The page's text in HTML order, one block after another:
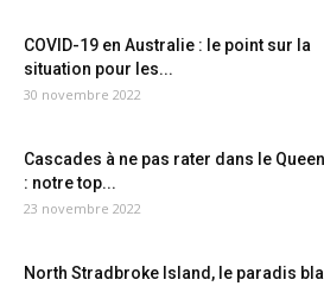
COVID-19 en Australie : le point sur la
situation pour les...
30 novembre 2022
Cascades à ne pas rater dans le
: notre top...
23 novembre 2022
North Stradbroke Island, le paradis